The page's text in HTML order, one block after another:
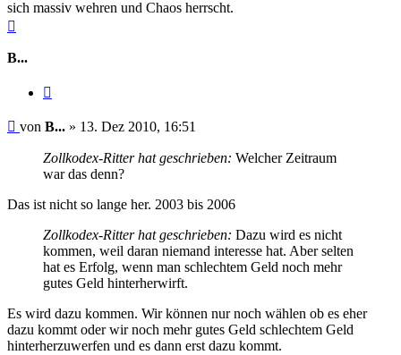
sich massiv wehren und Chaos herrscht.
B...
Beitrag
von B... » 13. Dez 2010, 16:51
Zollkodex-Ritter hat geschrieben: Welcher Zeitraum
war das denn?
Das ist nicht so lange her. 2003 bis 2006
Zollkodex-Ritter hat geschrieben: Dazu wird es nicht
kommen, weil daran niemand interesse hat. Aber selten
hat es Erfolg, wenn man schlechtem Geld noch mehr
gutes Geld hinterherwirft.
Es wird dazu kommen. Wir können nur noch wählen ob es eher
dazu kommt oder wir noch mehr gutes Geld schlechtem Geld
hinterherzuwerfen und es dann erst dazu kommt.